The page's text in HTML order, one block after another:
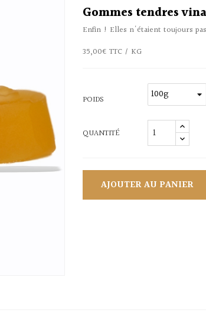
Gommes tendres
Enfin ! Elles n'étaient toujours
35,00€ TTC / KG
POIDS
QUANTITÉ
AJOUTER AU PANIER